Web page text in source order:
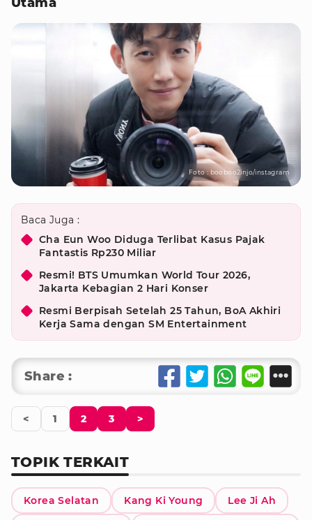
Foto : booboo2injo/instagram
Baca Juga :
Cha Eun Woo Diduga Terlibat Kasus Pajak
Fantastis Rp230 Miliar
Resmi! BTS Umumkan World Tour 2026,
Jakarta Kebagian 2 Hari Konser
Resmi Berpisah Setelah 25 Tahun, BoA Akhiri
Kerja Sama dengan SM Entertainment
Share :
< 1 2 3 >
TOPIK TERKAIT
Korea Selatan Kang Ki Young Lee Ji Ah